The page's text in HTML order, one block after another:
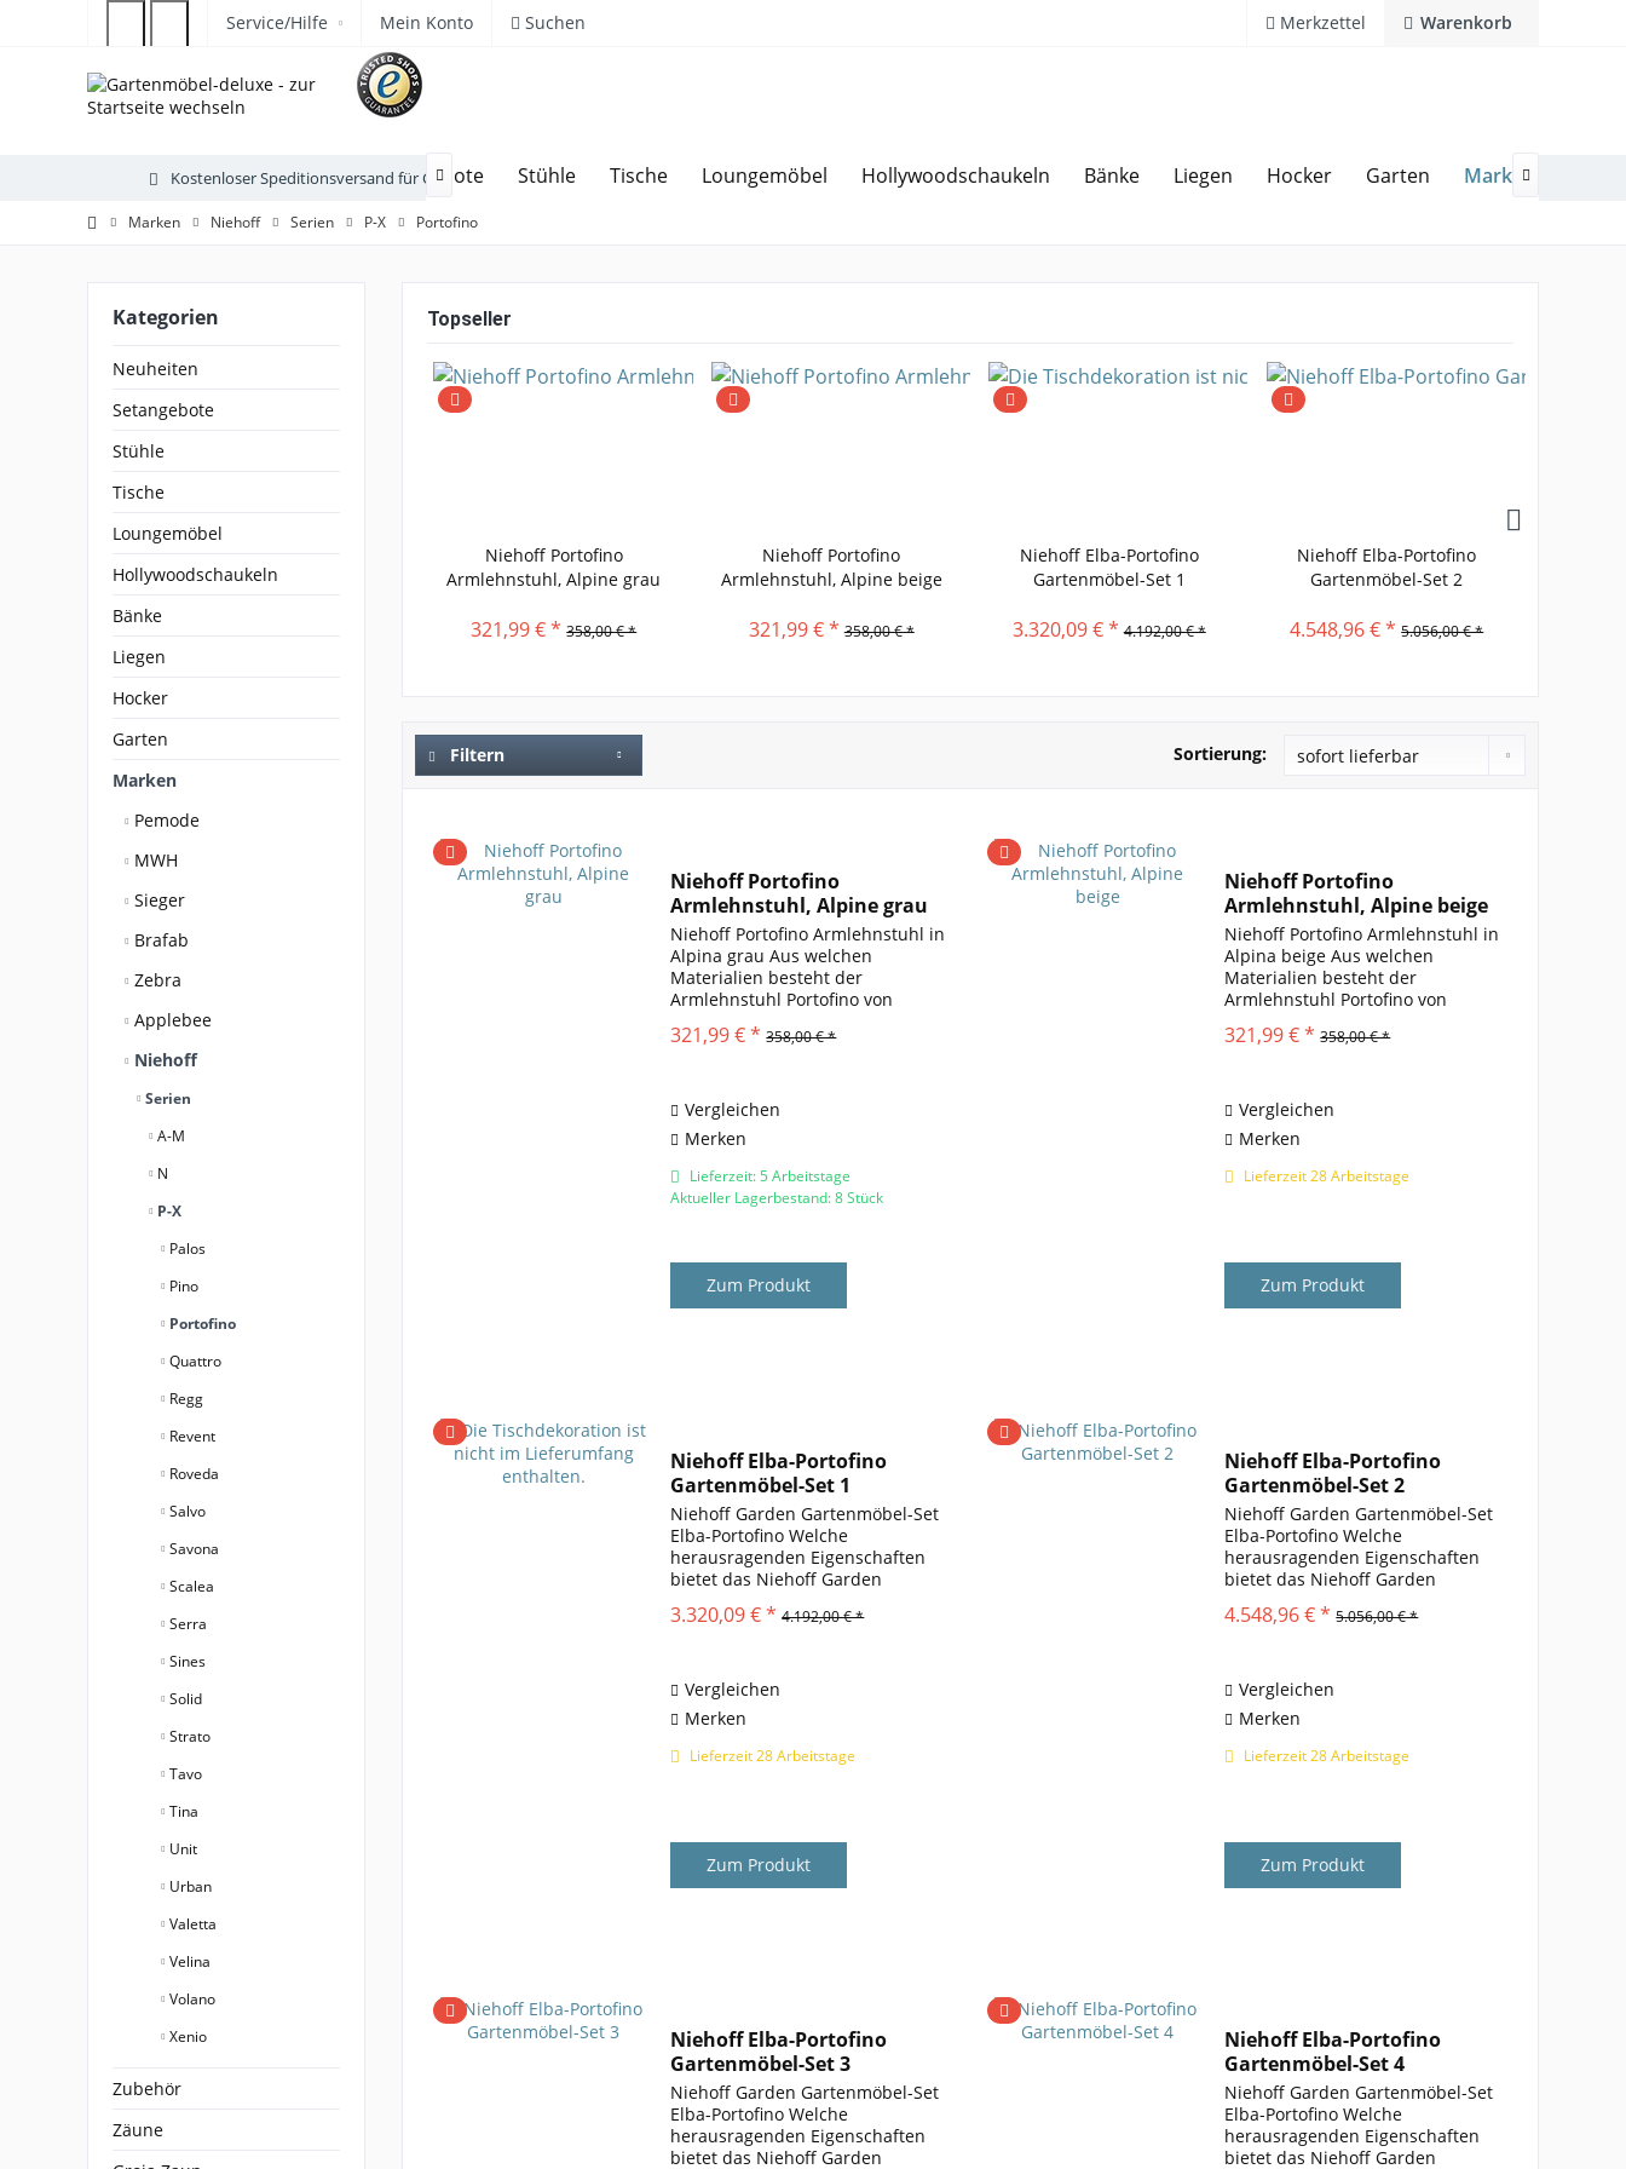
Warenkorb
Merkzettel
Service/Hilfe Mein Konto Suchen
Neuheiten Setangebote Stühle Tische Loungemöbel Hollywoodschaukeln Bänke Liegen Hocker Garten Marken
 
Kostenloser Speditionsversand für Gartenmöbel Sparen bei Angebotsanfrage Über 20 Jahre Erfahrung Hotline 02594 94 11 0
Marken Niehoff Serien P-X Portofino
Kategorien
Neuheiten
Setangebote
Stühle
Tische
Loungemöbel
Hollywoodschaukeln
Bänke
Liegen
Hocker
Garten
Marken
Pemode
MWH
Sieger
Brafab
Zebra
Applebee
Niehoff
Serien
A-M
N
P-X
Palos
Pino
Portofino
Quattro
Regg
Revent
Roveda
Salvo
Savona
Scalea
Serra
Sines
Solid
Strato
Tavo
Tina
Unit
Urban
Valetta
Velina
Volano
Xenio
Zubehör
Zäune
Topseller
Niehoff Portofino
Armlehnstuhl, Alpine grau
321,99 € * 358,00 € *
Niehoff Portofino
Armlehnstuhl, Alpine beige
321,99 € * 358,00 € *
Niehoff Elba-Portofino
Gartenmöbel-Set 1
3.320,09 € * 4.192,00 € *
Niehoff Elba-Portofino
Gartenmöbel-Set 2
4.548,96 € * 5.056,00 € *
Filtern Sortierung:
Niehoff Portofino
Armlehnstuhl, Alpine grau
Niehoff Portofino Armlehnstuhl in
Alpina grau Aus welchen
Materialien besteht der
Armlehnstuhl Portofino von
Niehoff? Der Gartenstuhl von
Niehoff besticht durch seine
Textil-Bespannung ergänzt...
321,99 € * 358,00 € *
Vergleichen
Merken
Lieferzeit: 5 Arbeitstage
Aktueller Lagerbestand: 8 Stück
Zum Produkt
Niehoff Portofino
Armlehnstuhl, Alpine beige
Niehoff Portofino Armlehnstuhl in
Alpina beige Aus welchen
Materialien besteht der
Armlehnstuhl Portofino von
Niehoff? Der Gartenstuhl von
Niehoff besticht durch seine
Textil-Bespannung ergänzt...
321,99 € * 358,00 € *
Vergleichen
Merken
Lieferzeit 28 Arbeitstage
Zum Produkt
Niehoff Elba-Portofino
Gartenmöbel-Set 1
Niehoff Garden Gartenmöbel-Set
Elba-Portofino Welche
herausragenden Eigenschaften
bietet das Niehoff Garden
Das Gartenmöbel-Set Elba-
Serien in...
3.320,09 € * 4.192,00 € *
Vergleichen
Merken
Lieferzeit 28 Arbeitstage
Zum Produkt
Niehoff Elba-Portofino
Gartenmöbel-Set 2
Niehoff Garden Gartenmöbel-Set
Elba-Portofino Welche
herausragenden Eigenschaften
bietet das Niehoff Garden
Das Gartenmöbel-Set Elba-
Serien in...
4.548,96 € * 5.056,00 € *
Vergleichen
Merken
Lieferzeit 28 Arbeitstage
Zum Produkt
Niehoff Elba-Portofino
Gartenmöbel-Set 3
Niehoff Garden Gartenmöbel-Set
Elba-Portofino Welche
herausragenden Eigenschaften
bietet das Niehoff Garden
Niehoff Elba-Portofino
Gartenmöbel-Set 4
Niehoff Garden Gartenmöbel-Set
Elba-Portofino Welche
herausragenden Eigenschaften
bietet das Niehoff Garden